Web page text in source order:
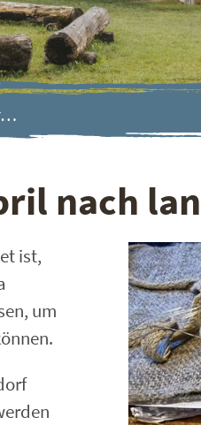
nach
ist,
um